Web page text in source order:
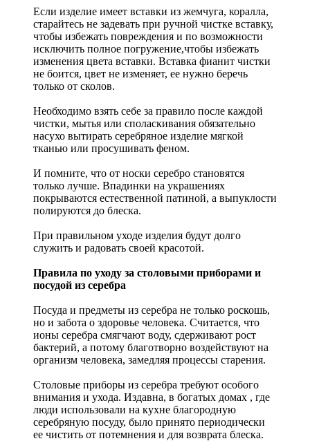
Если изделие имеет вставки из жемчуга, коралла,
старайтесь не задевать при ручной чистке вставку,
чтобы избежать повреждения и по возможности
исключить полное погружение,чтобы избежать
изменения цвета вставки. Вставка фианит чистки
не боится, цвет не изменяет, ее нужно беречь
только от сколов.
Необходимо взять себе за правило после каждой
чистки, мытья или споласкивания обязательно
насухо вытирать серебряное изделие мягкой
тканью или просушивать феном.
И помните, что от носки серебро становятся
только лучше. Впадинки на украшениях
покрываются естественной патиной, а выпуклости
полируются до блеска.
При правильном уходе изделия будут долго
служить и радовать своей красотой.
Правила по уходу за столовыми приборами и
посудой из серебра
Посуда и предметы из серебра не только роскошь,
но и забота о здоровье человека. Считается, что
ионы серебра смягчают воду, сдерживают рост
бактерий, а потому благотворно воздействуют на
организм человека, замедляя процессы старения.
Столовые приборы из серебра требуют особого
внимания и ухода. Издавна, в богатых домах , где
люди использовали на кухне благородную
серебряную посуду, было принято периодически
ее чистить от потемнения и для возврата блеска.